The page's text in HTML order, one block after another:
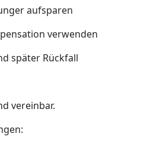
aufsparen
verwenden
später Rückfall
vereinbar.